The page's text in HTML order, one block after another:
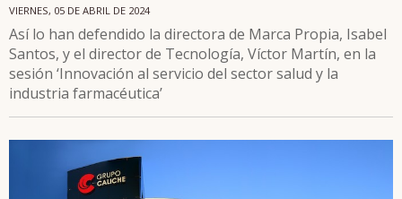
VIERNES, 05 DE ABRIL DE 2024
Así lo han defendido la directora de Marca Propia, Isabel
Santos, y el director de Tecnología, Víctor Martín, en la
sesión ‘Innovación al servicio del sector salud y la
industria farmacéutica’